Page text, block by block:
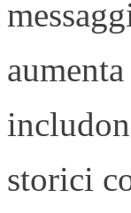
storici